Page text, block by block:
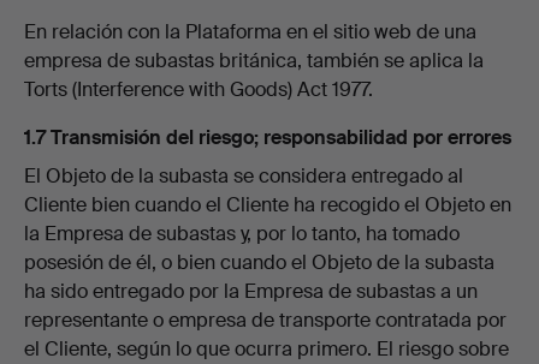
En relación con la Plataforma en el sitio web de una
empresa de subastas británica, también se aplica la
Torts (Interference with Goods) Act 1977.
1.7 Transmisión del riesgo; responsabilidad por errores
El Objeto de la subasta se considera entregado al
Cliente bien cuando el Cliente ha recogido el Objeto en
la Empresa de subastas y, por lo tanto, ha tomado
posesión de él, o bien cuando el Objeto de la subasta
ha sido entregado por la Empresa de subastas a un
representante o empresa de transporte contratada por
el Cliente, según lo que ocurra primero. El riesgo sobre